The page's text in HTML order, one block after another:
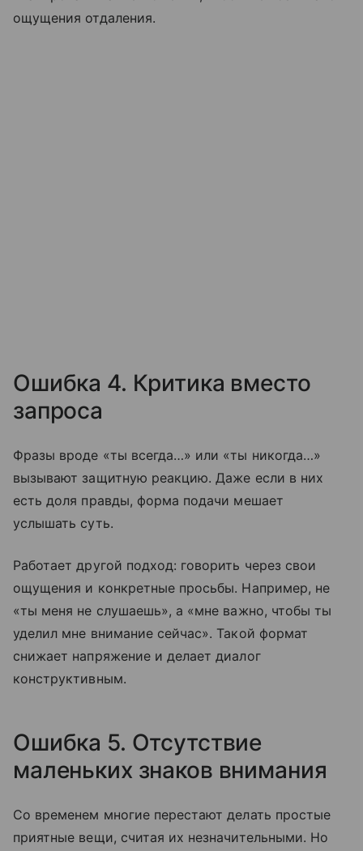
ощущения отдаления.
Ошибка 4. Критика вместо
запроса
Фразы вроде «ты всегда…» или «ты никогда…»
вызывают защитную реакцию. Даже если в них
есть доля правды, форма подачи мешает
услышать суть.
Работает другой подход: говорить через свои
ощущения и конкретные просьбы. Например, не
«ты меня не слушаешь», а «мне важно, чтобы ты
уделил мне внимание сейчас». Такой формат
снижает напряжение и делает диалог
конструктивным.
Ошибка 5. Отсутствие
маленьких знаков внимания
Со временем многие перестают делать простые
приятные вещи, считая их незначительными. Но